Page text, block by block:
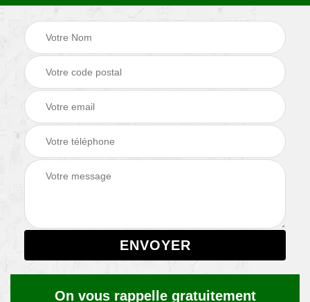
On vous rappelle gratuitement